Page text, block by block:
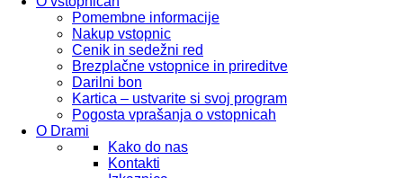
Pomembne informacije
Nakup vstopnic
Cenik in sedežni red
Brezplačne vstopnice in prireditve
Darilni bon
Kartica – ustvarite si svoj program
Pogosta vprašanja o vstopnicah
O Drami
Kako do nas
Kontakti